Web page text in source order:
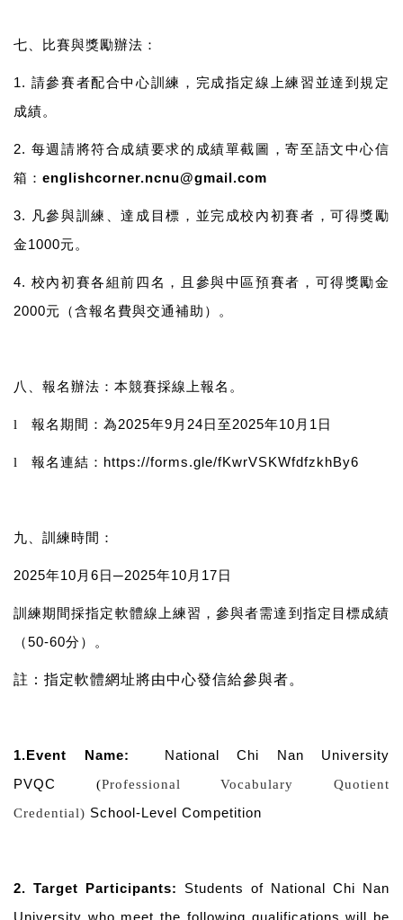
七 比賽與獎勵辦法：
1. 請參賽者配合中心訓練， 完成指定線上練習並達到規定
成績。
2. 每週請將符合成績要求的成績單截圖，寄至語文中心信
箱： englishcorner.ncnu@gmail.com
3. 凡參與訓練、達成目標，並完成校內初賽者，可得獎勵
金1000元。
4. 校內初賽各組前四名，且參與中區預賽者，可得獎勵金
2000元 （含報名費與交通補助） 。
八、報名辦法：本競賽採線上報名。
l 報名期間：為2025年9 月 24日至2025年10 月 1 日
l 報名連結 ： https://forms.gle/fKwrVSKWfdfzkhBy6
九、訓練時間：
2025年10 月 6日─2025年10 月 17日
訓練期間採指定軟體線上練習 ，參與者需達到指定目標成績
（50-60分）。
註：指定軟體網址將由中心發信給參與者。
1.Event Name: National Chi Nan University
PVQC (Professional Vocabulary Quotient
Credential) School-Level Competition
2. Target Participants:
Students of National Chi Nan